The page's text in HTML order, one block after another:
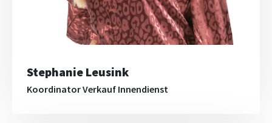
Stephanie Leusink
Koordinator Verkauf Innendienst